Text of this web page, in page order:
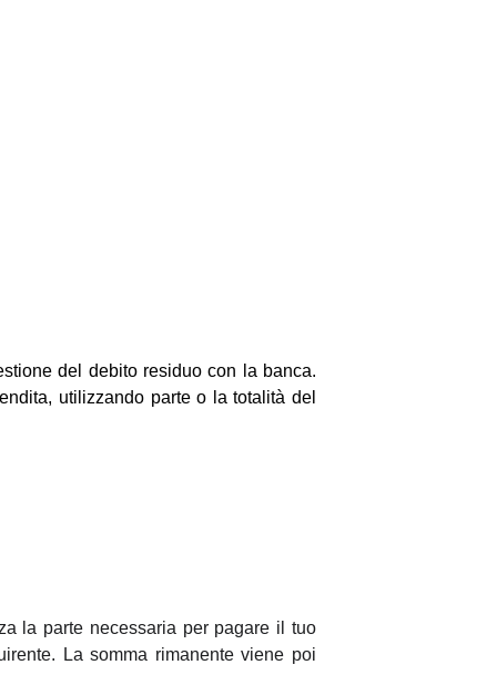
del debito residuo con la banca.
utilizzando parte o la totalità del
la parte necessaria per pagare il tuo
La somma rimanente viene poi